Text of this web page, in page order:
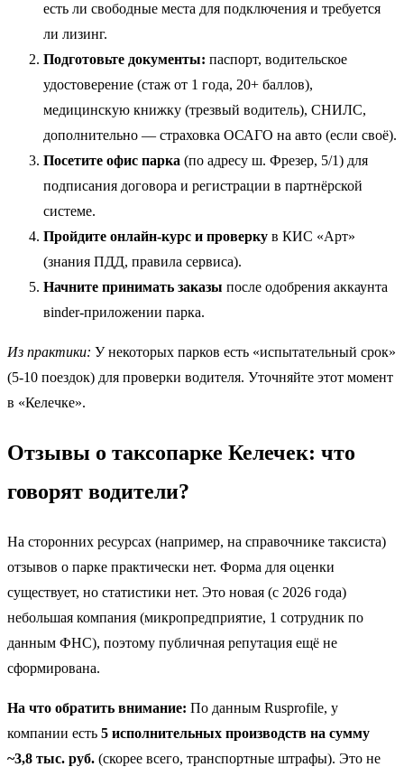
есть ли свободные места для подключения и требуется
ли лизинг.
Подготовьте документы: паспорт, водительское
удостоверение (стаж от 1 года, 20+ баллов),
медицинскую книжку (трезвый водитель), СНИЛС,
дополнительно — страховка ОСАГО на авто (если своё).
Посетите офис парка (по адресу ш. Фрезер, 5/1) для
подписания договора и регистрации в партнёрской
системе.
Пройдите онлайн-курс и проверку в КИС «Арт»
(знания ПДД, правила сервиса).
Начните принимать заказы после одобрения аккаунта
вinder-приложении парка.
Из практики: У некоторых парков есть «испытательный срок»
(5-10 поездок) для проверки водителя. Уточняйте этот момент
в «Келечке».
Отзывы о таксопарке Келечек: что
говорят водители?
На сторонних ресурсах (например, на справочнике таксиста)
отзывов о парке практически нет. Форма для оценки
существует, но статистики нет. Это новая (с 2026 года)
небольшая компания (микропредприятие, 1 сотрудник по
данным ФНС), поэтому публичная репутация ещё не
сформирована.
На что обратить внимание: По данным Rusprofile, у
компании есть 5 исполнительных производств на сумму
~3,8 тыс. руб. (скорее всего, транспортные штрафы). Это не